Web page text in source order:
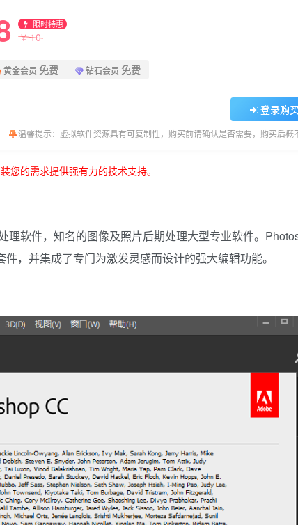
限时特惠
￥10
黄金会员 免费 钻石会员 免费
登录购
温馨提示：虚拟软件资源具有可复制性，购买前请确认是否需要，购买后概
您的需求提供强有力的技术支持。
软件，知名的图像及照片后期处理大型专业软件。
，并集成了专门为激发灵感而设计的强大编辑功能。